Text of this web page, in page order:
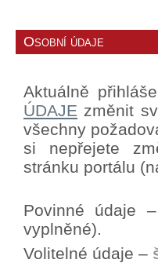
Osobní údaje
Aktuálně
ÚDAJE změnit
všechny
si nepřejete
stránku portálu
Povinné údaje
vyplněné).
Volitelné údaje –